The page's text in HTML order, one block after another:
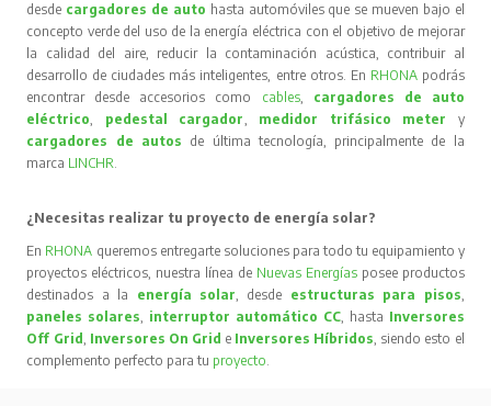
desde cargadores de auto hasta automóviles que se mueven bajo el
concepto verde del uso de la energía eléctrica con el objetivo de mejorar
la calidad del aire, reducir la contaminación acústica, contribuir al
desarrollo de ciudades más inteligentes, entre otros. En RHONA podrás
encontrar desde accesorios como cables, cargadores de auto
eléctrico, pedestal cargador, medidor trifásico meter
y
cargadores de autos de última tecnología, principalmente de la
marca LINCHR.
¿Necesitas realizar tu proyecto de energía solar?
En RHONA queremos entregarte soluciones para todo tu equipamiento y
proyectos eléctricos, nuestra línea de Nuevas Energíasposee productos
destinados a la energía solar, desde estructuras para pisos,
paneles solares, interruptor automático CC, hasta Inversores
Off Grid, Inversores On Grid e Inversores Híbridos, siendo esto el
complemento perfecto para tu proyecto.